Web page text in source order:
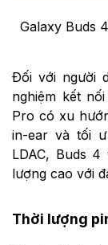
Galaxy Buds
Đối với người
nghiệm kết
Pro có xu
in-ear và tối
LDAC, Buds
lượng cao với
Thời lượng